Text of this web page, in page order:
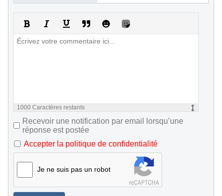
1000 Caractères restants
Recevoir une notification par email lorsqu’une
réponse est postée
Accepter la politique de confidentialité
Je ne suis pas un robot